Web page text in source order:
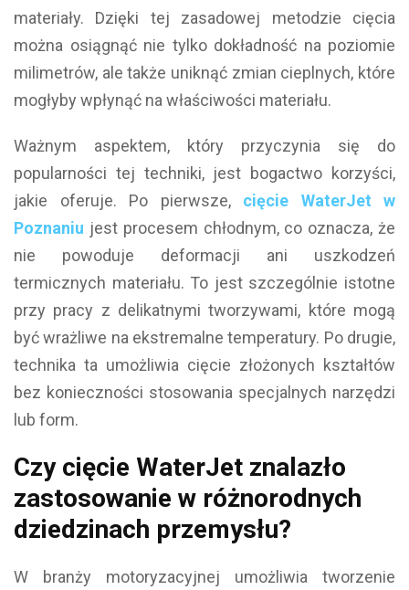
materiały. Dzięki tej zasadowej metodzie cięcia
można osiągnąć nie tylko dokładność na poziomie
milimetrów, ale także uniknąć zmian cieplnych, które
mogłyby wpłynąć na właściwości materiału.
Ważnym aspektem, który przyczynia się do
popularności tej techniki, jest bogactwo korzyści,
jakie oferuje. Po pierwsze, cięcie WaterJet w
Poznaniu jest procesem chłodnym, co oznacza, że
nie powoduje deformacji ani uszkodzeń
termicznych materiału. To jest szczególnie istotne
przy pracy z delikatnymi tworzywami, które mogą
być wrażliwe na ekstremalne temperatury. Po drugie,
technika ta umożliwia cięcie złożonych kształtów
bez konieczności stosowania specjalnych narzędzi
lub form.
Czy cięcie WaterJet znalazło
zastosowanie w różnorodnych
dziedzinach przemysłu?
W branży motoryzacyjnej umożliwia tworzenie